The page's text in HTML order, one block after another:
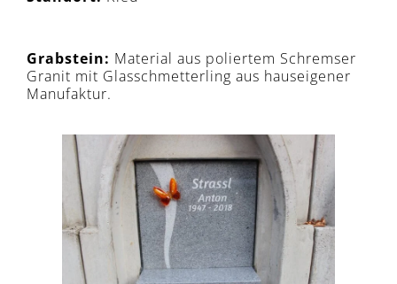
Grabstein: Material aus poliertem Schremser
Granit mit Glasschmetterling aus hauseigener
Manufaktur.